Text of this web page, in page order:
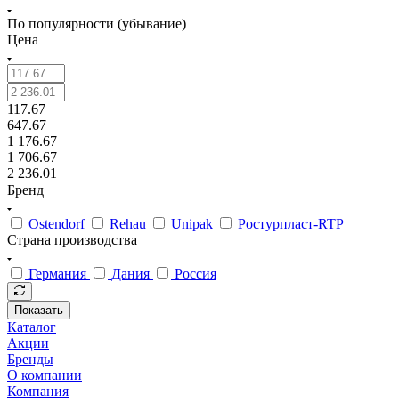
По популярности (убывание)
Цена
117.67
647.67
1 176.67
1 706.67
2 236.01
Бренд
Ostendorf Rehau Unipak
Ростурпласт-RTP
Страна производства
Германия Дания Россия
Показать
Каталог
Акции
Бренды
О компании
Компания